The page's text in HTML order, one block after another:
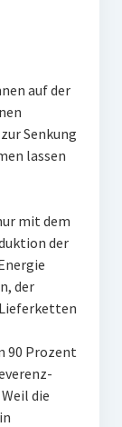
auf der
Senkung
lassen
mit dem
der
der
90 Prozent
die